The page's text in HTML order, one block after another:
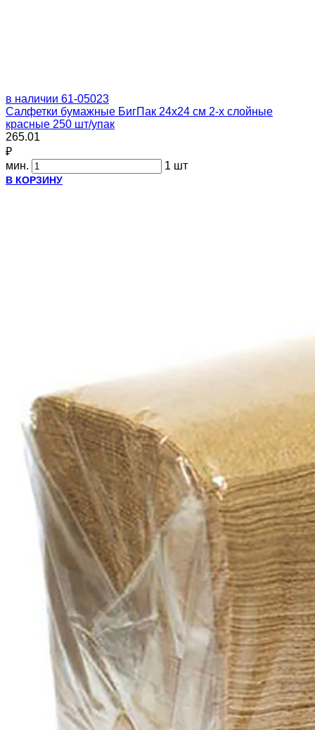
в наличии 61-05023
Салфетки бумажные БигПак 24х24 см 2-х слойные
красные 250 шт/упак
265.01
₽
мин.
1 шт
В КОРЗИНУ